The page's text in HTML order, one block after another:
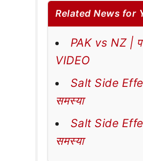
Related News for
PAK vs NZ |
VIDEO
Salt Side
समस्या
Salt Side
समस्या